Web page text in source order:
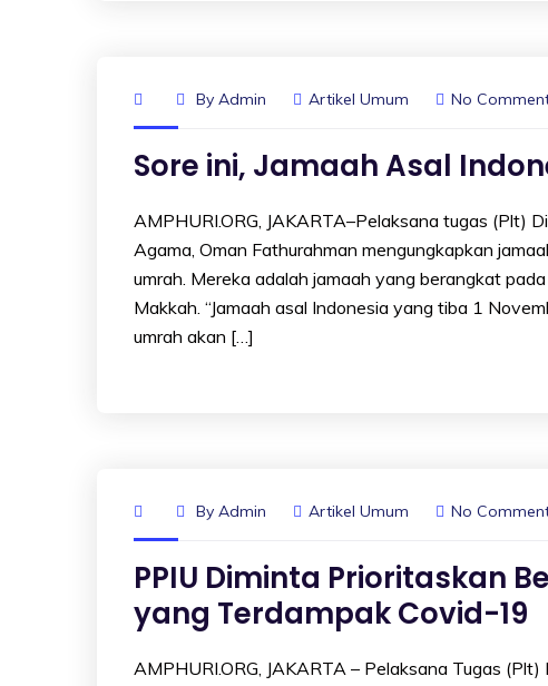
By Admin Artikel Umum No
Sore ini, Jamaah Asal
AMPHURI.ORG, JAKARTA–Pelaksana tugas (Plt)
Agama, Oman Fathurahman mengungkapkan
umrah. Mereka adalah jamaah yang berangkat
Makkah. “Jamaah asal Indonesia yang tiba 1
umrah akan […]
By Admin Artikel Umum No
PPIU Diminta Prioritaskan
yang Terdampak Covid-19
AMPHURI.ORG, JAKARTA – Pelaksana Tugas